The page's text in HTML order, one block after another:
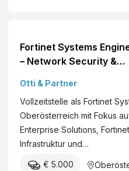
Fortinet Systems
– Network Security &
Otti & Partner
Vollzeitstelle als Fortinet
Oberösterreich mit Fokus
Enterprise Solutions,
Infrastruktur und…
€ 5.000